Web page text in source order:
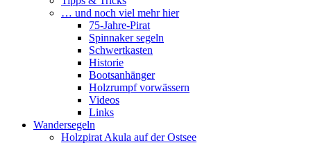
… und noch viel mehr hier
75-Jahre-Pirat
Spinnaker segeln
Schwertkasten
Historie
Bootsanhänger
Holzrumpf vorwässern
Videos
Links
Wandersegeln
Holzpirat Akula auf der Ostsee